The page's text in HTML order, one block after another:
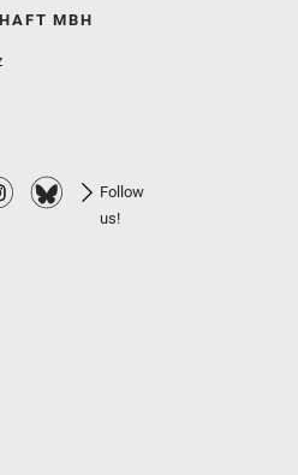
MBH
Follow
us!